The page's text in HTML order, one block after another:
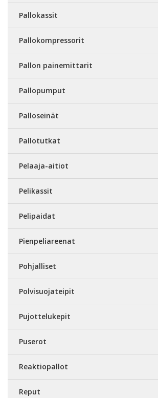
Pallokassit
Pallokompressorit
Pallon painemittarit
Pallopumput
Palloseinät
Pallotutkat
Pelaaja-aitiot
Pelikassit
Pelipaidat
Pienpeliareenat
Pohjalliset
Polvisuojateipit
Pujottelukepit
Puserot
Reaktiopallot
Reput